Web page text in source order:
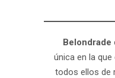
Belondrade
única en la
todos ellos de